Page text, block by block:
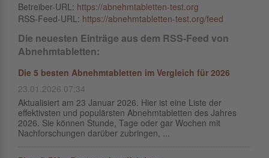
Betreiber-URL: https://abnehmtabletten-test.org
RSS-Feed-URL: https://abnehmtabletten-test.org/feed
Die neuesten Einträge aus dem RSS-Feed von
Abnehmtabletten:
Die 5 besten Abnehmtabletten im Vergleich für 2026
23.01.2026 07:34
Aktualisiert am 23 Januar 2026. Hier ist eine Liste der
effektivsten und populärsten Abnehmtabletten des Jahres
2026. Sie können Stunde, Tage oder gar Wochen mit
Nachforschungen darüber zubringen, ...